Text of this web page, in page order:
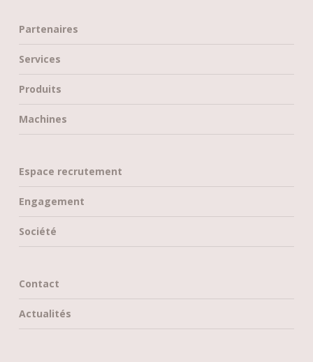
Partenaires
Services
Produits
Machines
Espace recrutement
Engagement
Société
Contact
Actualités